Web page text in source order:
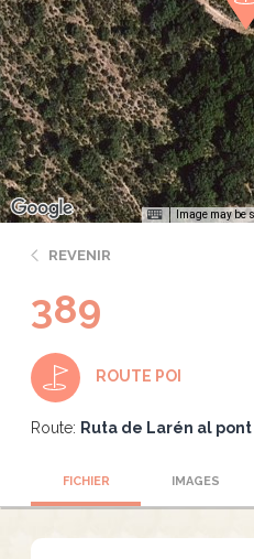
Image may be
REVENIR
389
ROUTE POI
Route: Ruta de Larén al
FICHIER IMAGES